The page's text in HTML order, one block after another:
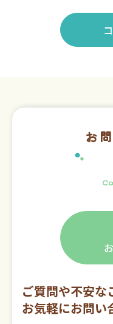
お
ご質問や不安な
お気軽にお問い